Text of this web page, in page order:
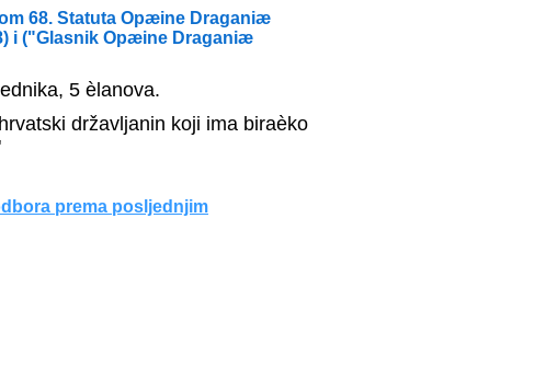
68. Statuta Opæine Draganiæ
i ("Glasnik Opæine Draganiæ
5 èlanova.
državljanin koji ima biraèko
prema posljednjim